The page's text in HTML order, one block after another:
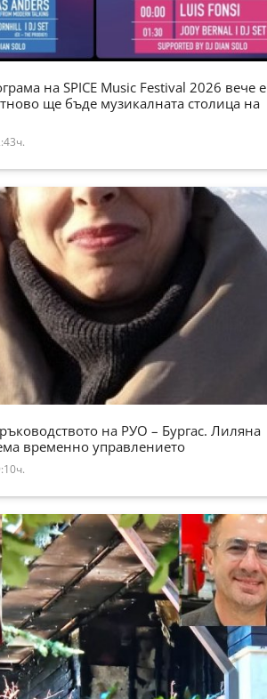
на SPICE Music Festival 2026 вече е
ще бъде музикалната столица на
на РУО – Бургас. Лиляна
временно управлението